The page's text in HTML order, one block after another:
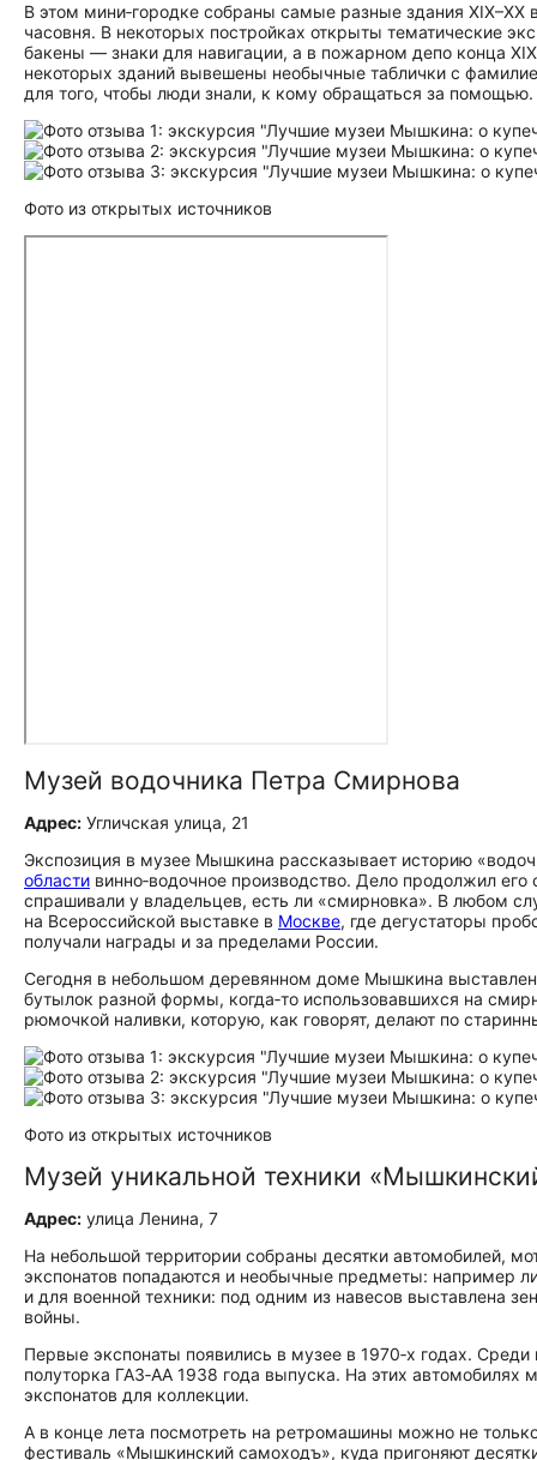
В этом мини‑городке собраны самые разные здания
часовня. В некоторых постройках открыты тематические
бакены — знаки для навигации, а в пожарном депо конца
некоторых зданий вывешены необычные таблички с
для того, чтобы люди знали, к кому обращаться за помощью.
Фото из открытых источников
Музей водочника Петра Смирнова
Адрес: Угличская улица, 21
Экспозиция в музее Мышкина рассказывает историю
области винно‑водочное производство. Дело продолжил
спрашивали у владельцев, есть ли «смирновка». В любом
на Всероссийской выставке в Москве, где дегустаторы
получали награды и за пределами России.
Сегодня в небольшом деревянном доме Мышкина
бутылок разной формы, когда‑то использовавшихся на
рюмочкой наливки, которую, как говорят, делают по
Фото из открытых источников
Музей уникальной техники
Адрес: улица Ленина, 7
На небольшой территории собраны десятки автомобилей,
экспонатов попадаются и необычные предметы: например
и для военной техники: под одним из навесов выставлена
войны.
Первые экспонаты появились в музее в 1970‑х годах.
полуторка ГАЗ‑АА 1938 года выпуска. На этих
экспонатов для коллекции.
А в конце лета посмотреть на ретромашины можно не
фестиваль «Мышкинский самоходъ», куда пригоняют